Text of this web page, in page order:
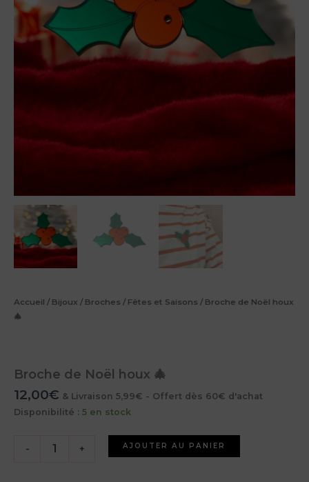
Accueil / Bijoux / Broches / Fêtes et Saisons / Broche de Noël houx
🎄
Broche de Noël houx 🎄
12,00€ & Livraison 5,99€ - Offert dès 60€ d'achat
Disponibilité : 5 en stock
-
quantité
+ AJOUTER AU PANIER